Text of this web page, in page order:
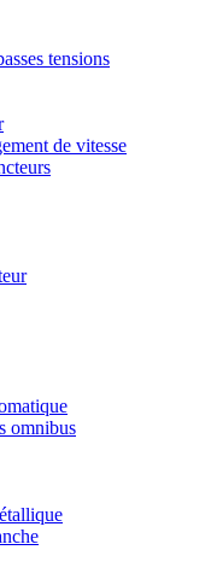
tensions
de vitesse
omnibus